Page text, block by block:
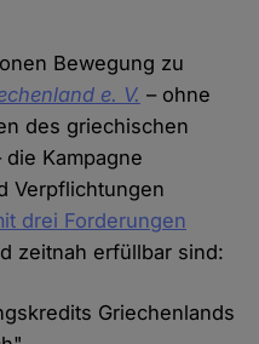
Bewegung zu
e. V. – ohne
des griechischen
Kampagne
Verpflichtungen
drei Forderungen
zeitnah erfüllbar sind:
Griechenlands